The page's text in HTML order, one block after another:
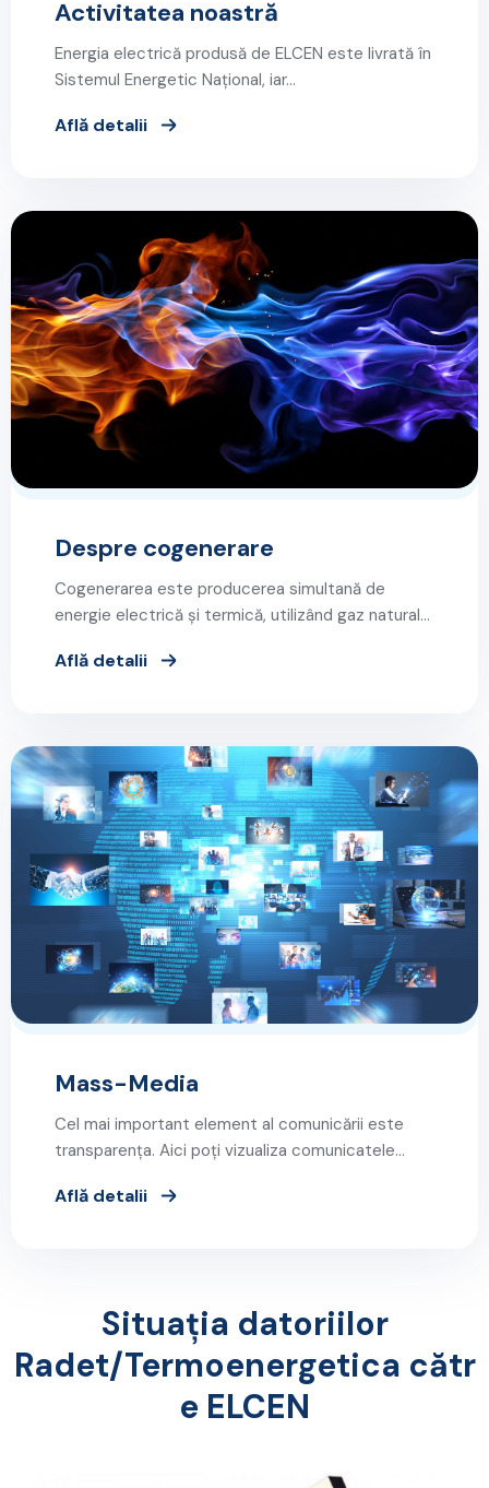
Activitatea noastră
Energia electrică produsă de ELCEN este livrată în
Sistemul Energetic Național, iar…
Află detalii
Despre cogenerare
Cogenerarea este producerea simultană de
energie electrică și termică, utilizând gaz natural…
Află detalii
Mass-Media
Cel mai important element al comunicării este
transparența. Aici poți vizualiza comunicatele…
Află detalii
Situația datoriilor
Radet/Termoenergetica cătr
e ELCEN